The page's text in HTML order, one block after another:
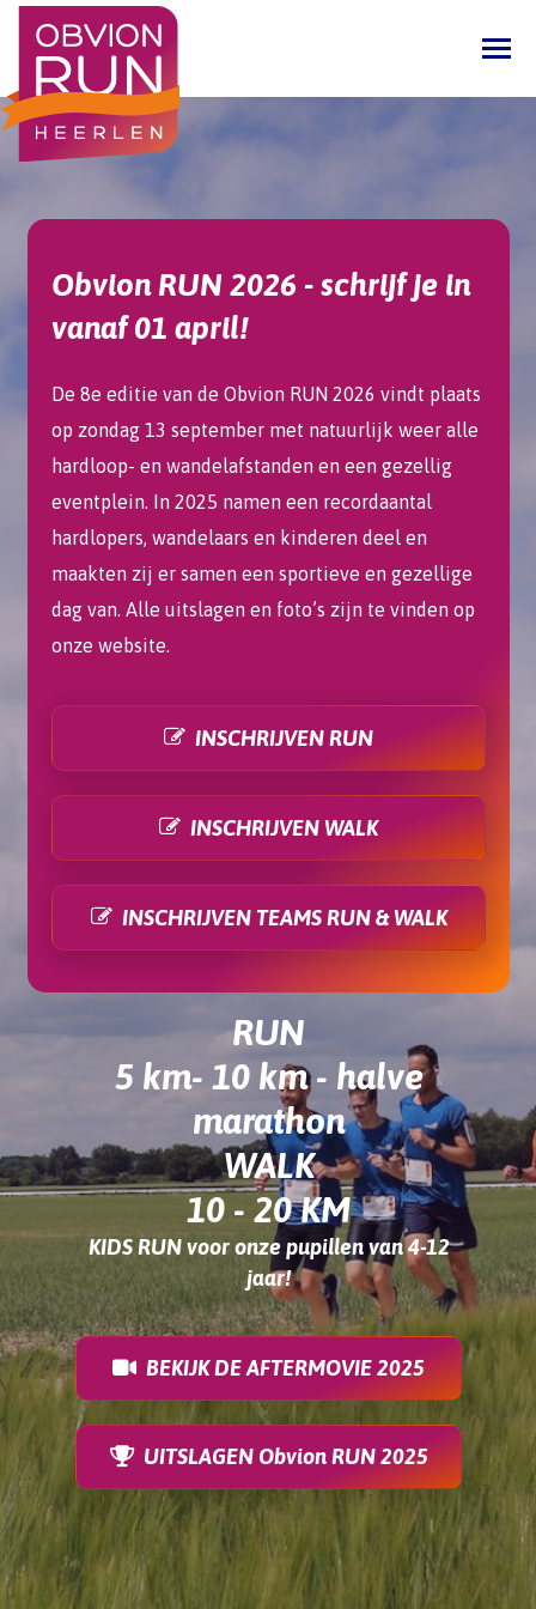
Obvion RUN 2026 - schrijf je in
vanaf 01 april!
De 8e editie van de Obvion RUN 2026 vindt plaats
op zondag 13 september met natuurlijk weer alle
hardloop- en wandelafstanden en een gezellig
eventplein. In 2025 namen een recordaantal
hardlopers, wandelaars en kinderen deel en
maakten zij er samen een sportieve en gezellige
dag van. Alle uitslagen en foto’s zijn te vinden op
onze website.
INSCHRIJVEN RUN
INSCHRIJVEN WALK
INSCHRIJVEN TEAMS RUN & WALK
RUN
5 km- 10 km - halve
marathon
WALK
10 - 20 KM
KIDS RUN voor onze pupillen van 4-12
jaar!
BEKIJK DE AFTERMOVIE 2025
UITSLAGEN Obvion RUN 2025